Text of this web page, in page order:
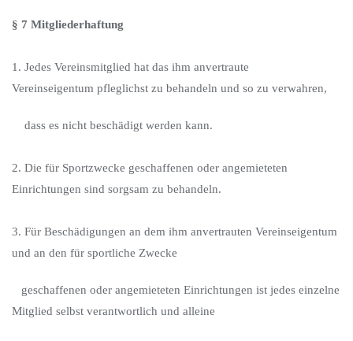
§ 7 Mitgliederhaftung
1. Jedes Vereinsmitglied hat das ihm anvertraute
Vereinseigentum pfleglichst zu behandeln und so zu verwahren,
dass es nicht beschädigt werden kann.
2. Die für Sportzwecke geschaffenen oder angemieteten
Einrichtungen sind sorgsam zu behandeln.
3. Für Beschädigungen an dem ihm anvertrauten Vereinseigentum
und an den für sportliche Zwecke
geschaffenen oder angemieteten Einrichtungen ist jedes einzelne
Mitglied selbst verantwortlich und alleine